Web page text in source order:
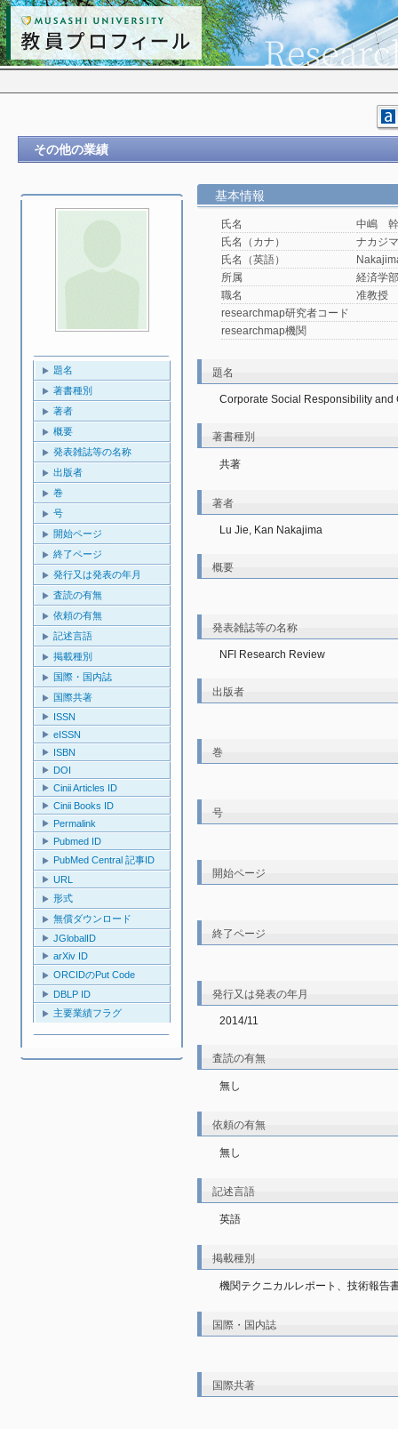
その他の業績
題名
著書種別
著者
概要
発表雑誌等の名称
出版者
巻
号
開始ページ
終了ページ
発行又は発表の年月
査読の有無
依頼の有無
記述言語
掲載種別
国際・国内誌
国際共著
ISSN
eISSN
ISBN
DOI
Cinii Articles ID
Cinii Books ID
Permalink
Pubmed ID
PubMed Central 記事ID
URL
形式
無償ダウンロード
JGlobalID
arXiv ID
ORCIDのPut Code
DBLP ID
主要業績フラグ
基本情報
氏名
中嶋 幹
氏名（カナ）
ナカジ
氏名（英語）
所属
経済学
職名
准教授
researchmap研究者コード
researchmap機関
題名
Corporate Social Responsibility and
著書種別
共著
著者
Lu Jie, Kan Nakajima
概要
発表雑誌等の名称
NFI Research Review
出版者
巻
号
開始ページ
終了ページ
発行又は発表の年月
2014/11
査読の有無
無し
依頼の有無
無し
記述言語
英語
掲載種別
機関テクニカルレポート、技術報告
国際・国内誌
国際共著